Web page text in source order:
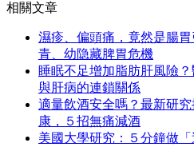
相關文章
濕疹、偏頭痛，竟然是腸胃
青、幼隐藏脾胃危機
睡眠不足增加脂肪肝風險
與肝病的連鎖關係
適量飲酒安全嗎？最新研
康，５招無痛減酒
美國大學研究：５分鐘做